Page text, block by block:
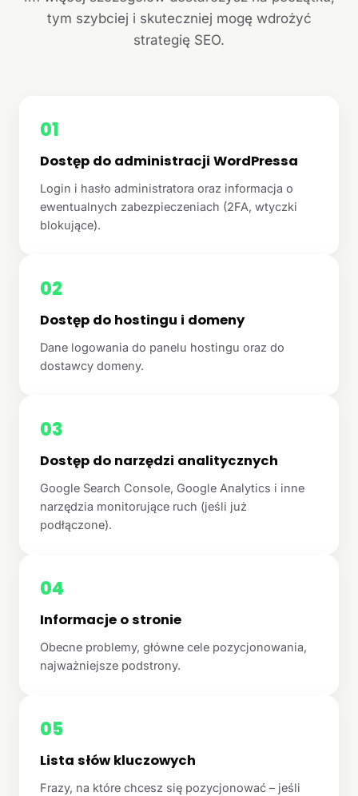
tym szybciej i skuteczniej mogę wdrożyć
strategię SEO.
01
Dostęp do administracji WordPressa
Login i hasło administratora oraz informacja o
ewentualnych zabezpieczeniach (2FA, wtyczki
blokujące).
02
Dostęp do hostingu i domeny
Dane logowania do panelu hostingu oraz do
dostawcy domeny.
03
Dostęp do narzędzi analitycznych
Google Search Console, Google Analytics i inne
narzędzia monitorujące ruch (jeśli już
podłączone).
04
Informacje o stronie
Obecne problemy, główne cele pozycjonowania,
najważniejsze podstrony.
05
Lista słów kluczowych
Frazy, na które chcesz się pozycjonować – jeśli